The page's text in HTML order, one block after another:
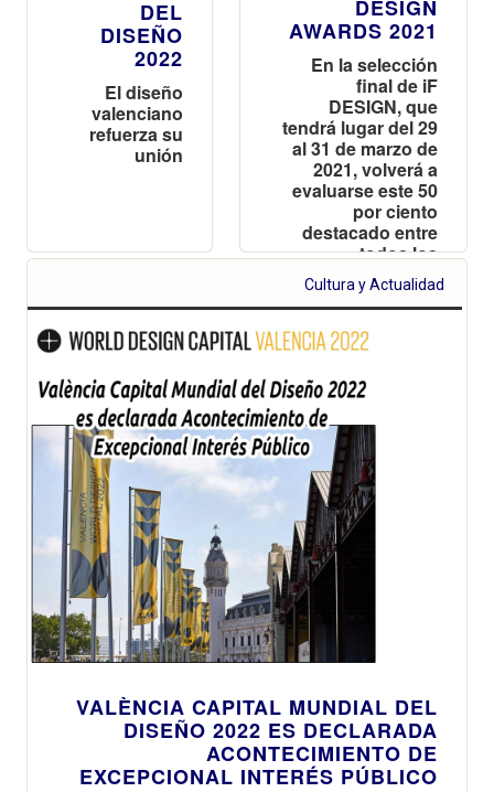
DEL
DISEÑO
2022
El diseño
valenciano
refuerza su
unión
DESIGN
AWARDS 2021
En la selección
final de iF
DESIGN, que
tendrá lugar del 29
al 31 de marzo de
2021, volverá a
evaluarse este 50
por ciento
destacado entre
todos los
proyectos
presentados
Cultura y Actualidad
VALÈNCIA CAPITAL MUNDIAL DEL
DISEÑO 2022 ES DECLARADA
ACONTECIMIENTO DE
EXCEPCIONAL INTERÉS PÚBLICO